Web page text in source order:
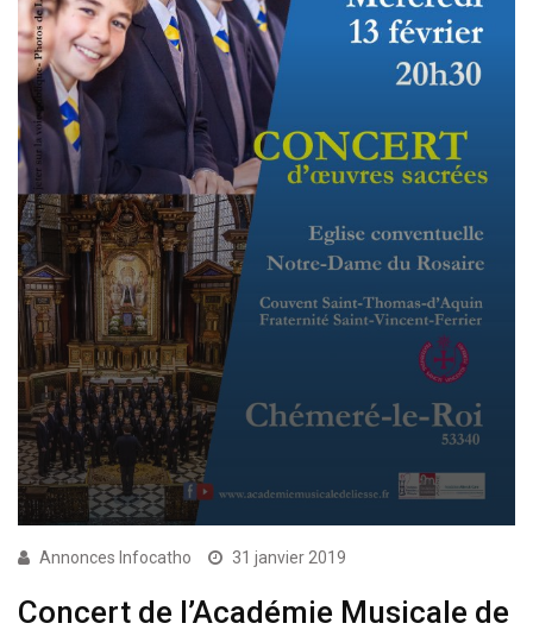
Annonces Infocatho 31 janvier 2019
Concert de l’Académie Musicale de